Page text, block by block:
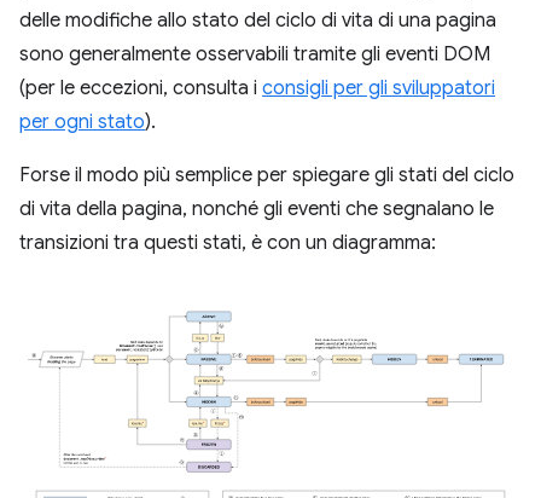
delle modifiche allo stato del ciclo di vita di una pagina
sono generalmente osservabili tramite gli eventi DOM
(per le eccezioni, consulta i consigli per gli sviluppatori
per ogni stato).
Forse il modo più semplice per spiegare gli stati del ciclo
di vita della pagina, nonché gli eventi che segnalano le
transizioni tra questi stati, è con un diagramma: